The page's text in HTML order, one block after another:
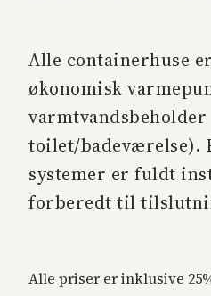
Alle containerhuse
økonomisk
toilet/badeværelse).
systemer er fuldt
forberedt til
Alle priser er inklusive